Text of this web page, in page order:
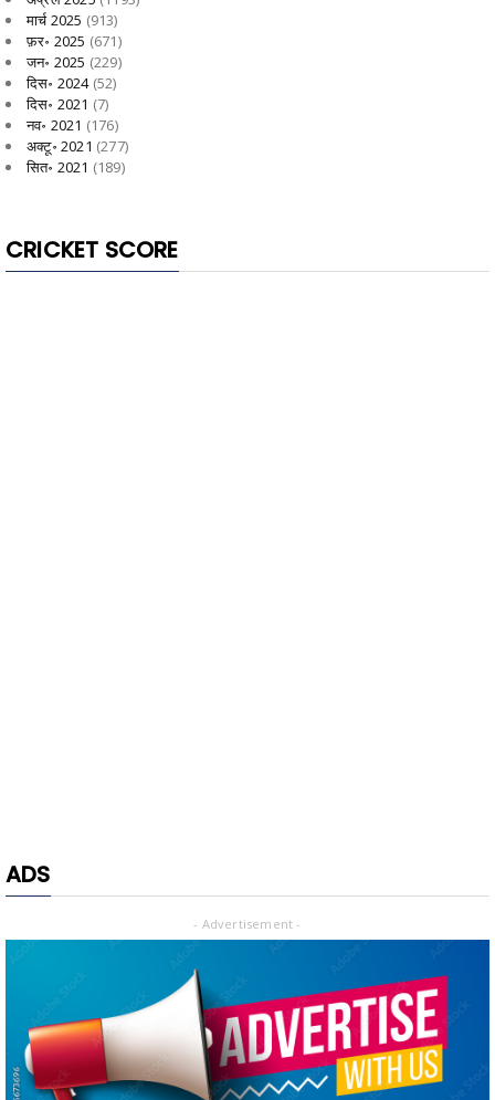
मार्च 2025 (913)
फ़र॰ 2025 (671)
जन॰ 2025 (229)
दिस॰ 2024(52)
दिस॰ 2021 (7)
नव॰ 2021 (176)
अक्टू॰ 2021 (277)
सित॰ 2021 (189)
CRICKET SCORE
ADS
- Advertisement -